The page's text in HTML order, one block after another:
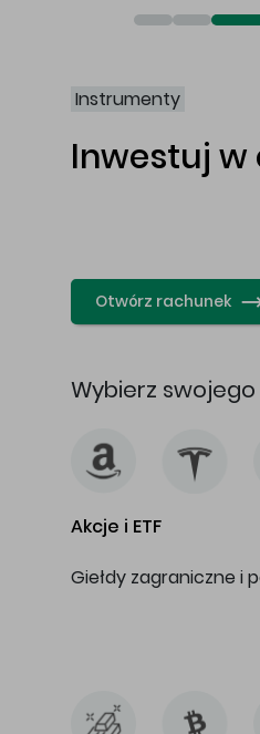
Otwórz rachunek
Otwórz konto
Świat
Instrumenty
Inwestuj w
Otwórz rachunek
Wybierz
Akcje i ETF
Giełdy zagraniczne i